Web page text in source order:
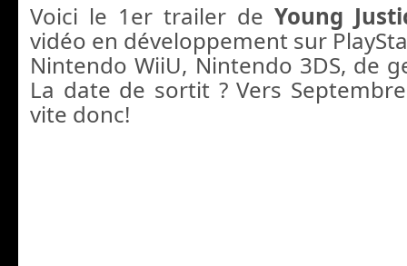
Voici le 1er trailer de Young
vidéo en développement sur
Nintendo WiiU, Nintendo 3DS, de
La date de sortit ? Vers
vite donc!